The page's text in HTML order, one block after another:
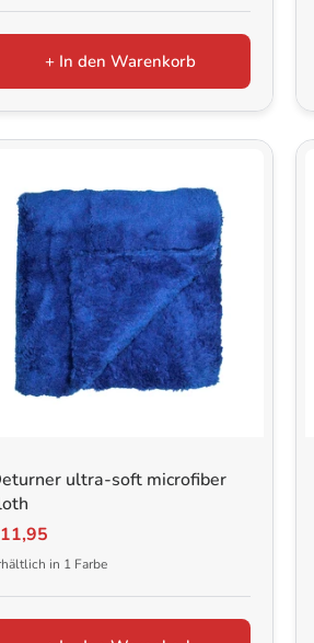
+ In den Warenkorb
ultra-soft microfiber
in 1 Farbe
| 500ml
Limette | 500ml
| 500ml